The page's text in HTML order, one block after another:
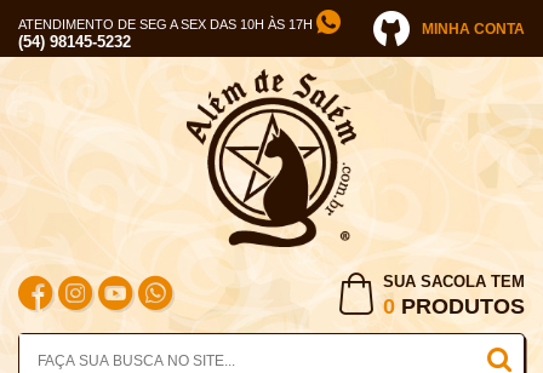
ATENDIMENTO DE SEG A SEX DAS 10H ÀS 17H
(54) 98145-5232
MINHA CONTA
SUA SACOLA TEM
0 PRODUTOS